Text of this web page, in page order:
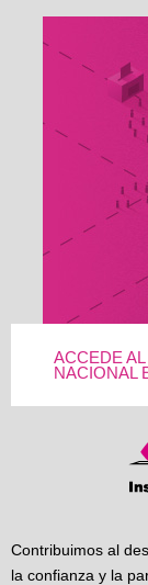
ACCEDE
NACIONAL
Contribuimos al
la confianza y la